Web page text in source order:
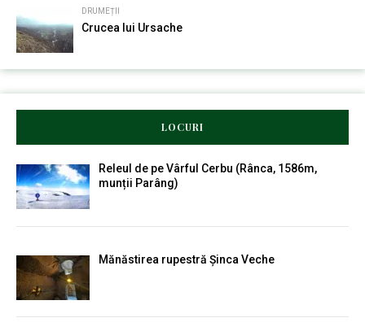
DRUMEȚII
Crucea lui Ursache
LOCURI
Releul de pe Vârful Cerbu (Rânca, 1586m,
munții Parâng)
Mănăstirea rupestră Șinca Veche